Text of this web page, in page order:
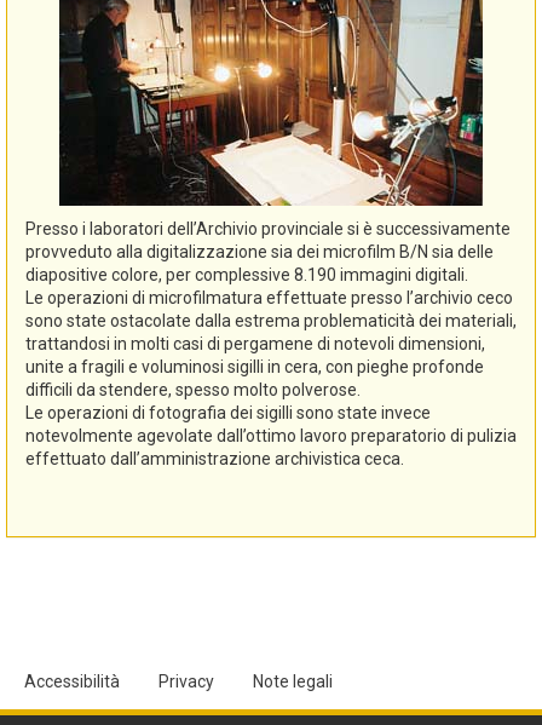
Presso i laboratori dell’Archivio provinciale si è successivamente
provveduto alla digitalizzazione sia dei microfilm B/N sia delle
diapositive colore, per complessive 8.190 immagini digitali.
Le operazioni di microfilmatura effettuate presso l’archivio ceco
sono state ostacolate dalla estrema problematicità dei materiali,
trattandosi in molti casi di pergamene di notevoli dimensioni,
unite a fragili e voluminosi sigilli in cera, con pieghe profonde
difficili da stendere, spesso molto polverose.
Le operazioni di fotografia dei sigilli sono state invece
notevolmente agevolate dall’ottimo lavoro preparatorio di pulizia
effettuato dall’amministrazione archivistica ceca.
Accessibilità Privacy Note legali